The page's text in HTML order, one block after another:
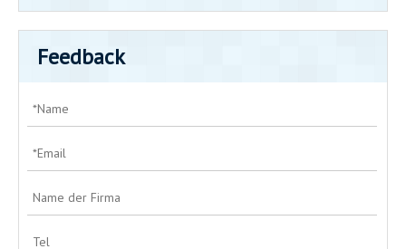
Feedback